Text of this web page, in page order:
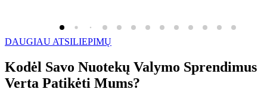
DAUGIAU ATSILIEPIMŲ
Kodėl Savo Nuotekų Valymo Sprendimus
Verta Patikėti Mums?